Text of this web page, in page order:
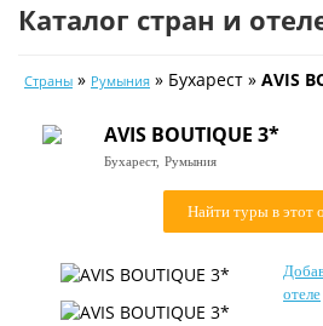
Календарь туров
Цены дня
О нас
Каталог стран и
Страны » Румыния » Бухарест » AVIS
AVIS BOUTIQUE 3*
Бухарест, Румыния
Найти туры в этот
отеле